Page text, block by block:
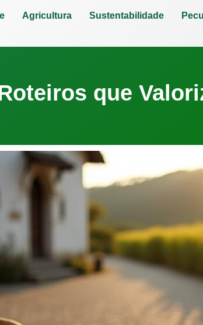
Agricultura Sustentabilidade
que